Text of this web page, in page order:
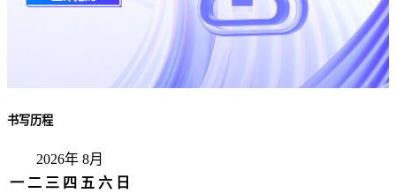
书写历程
2026年 8月
一 二 三 四 五 六 日